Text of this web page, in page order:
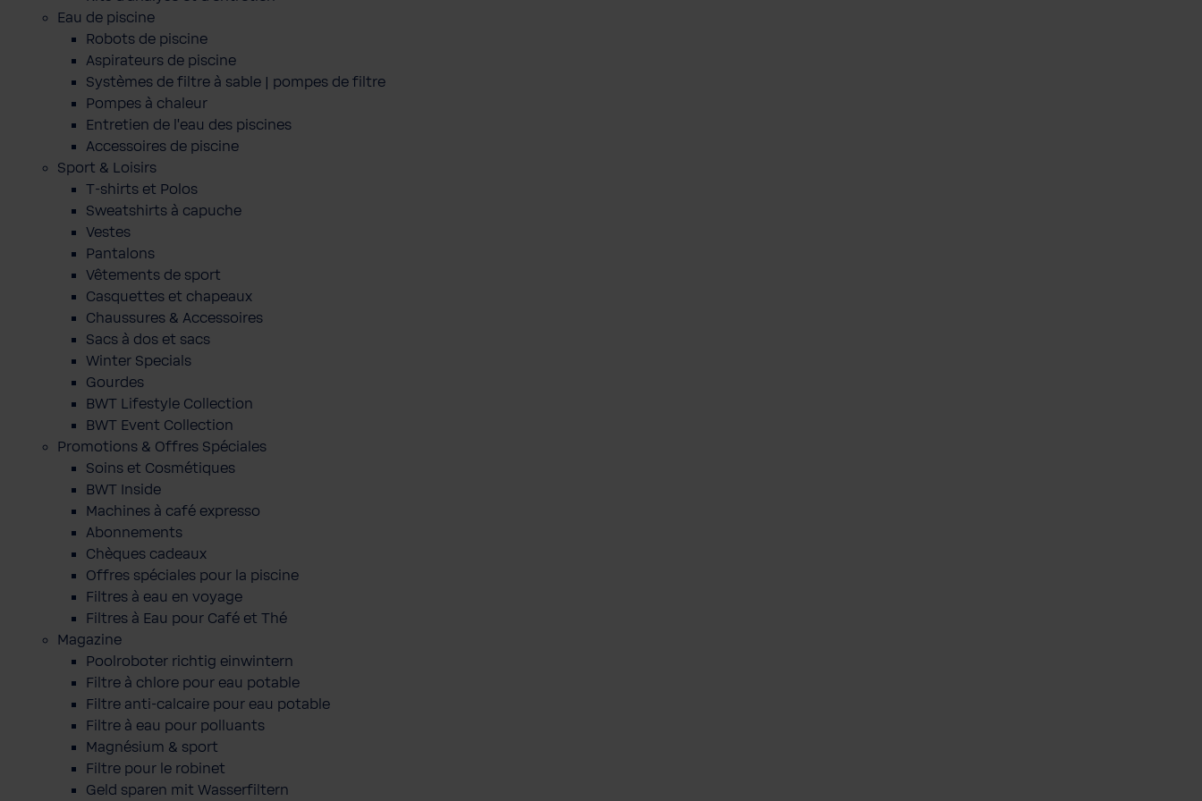
Eau de piscine
Robots de piscine
Aspirateurs de piscine
Systèmes de filtre à sable | pompes de filtre
Pompes à chaleur
Entretien de l'eau des piscines
Accessoires de piscine
Sport & Loisirs
T-shirts et Polos
Sweatshirts à capuche
Vestes
Pantalons
Vêtements de sport
Casquettes et chapeaux
Chaussures & Accessoires
Sacs à dos et sacs
Winter Specials
Gourdes
BWT Lifestyle Collection
BWT Event Collection
Promotions & Offres Spéciales
Soins et Cosmétiques
BWT Inside
Machines à café expresso
Abonnements
Chèques cadeaux
Offres spéciales pour la piscine
Filtres à eau en voyage
Filtres à Eau pour Café et Thé
Magazine
Poolroboter richtig einwintern
Filtre à chlore pour eau potable
Filtre anti-calcaire pour eau potable
Filtre à eau pour polluants
Magnésium & sport
Filtre pour le robinet
Geld sparen mit Wasserfiltern